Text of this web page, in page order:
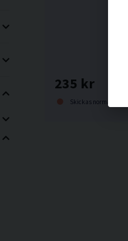
235 kr
Skickas normalt inom 1-3 dagar